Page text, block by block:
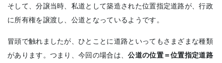
そして、分譲当時、私道として築造された位置指定道路が、行政
に所有権を譲渡し、公道となっているようです。
冒頭で触れましたが、ひとことに道路といってもさまざまな種類
があります。つまり、今回の場合は、公道の位置＝位置指定道路